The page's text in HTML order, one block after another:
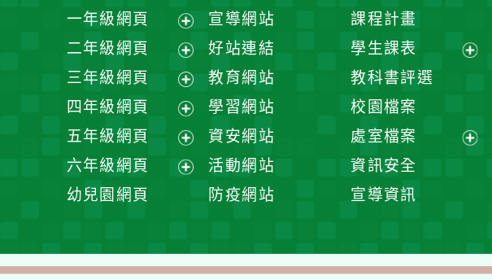
一年級網頁
展
選
單
二年級網頁
展
選
單
三年級網頁
展
選
單
四年級網頁
展
開
選
五年級網頁
展
開
六年級網頁
單
幼兒園網頁
宣導網站
好站連結
教育網站
學習網站
資安網站
活動網站
防疫網站
課程計畫
學生課表
單
教科書評選
校園檔案
處室檔案
資訊安全
宣導資訊